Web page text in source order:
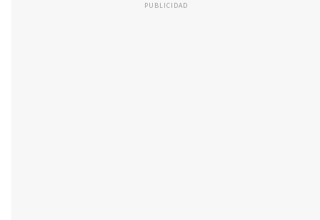
PUBLICIDAD